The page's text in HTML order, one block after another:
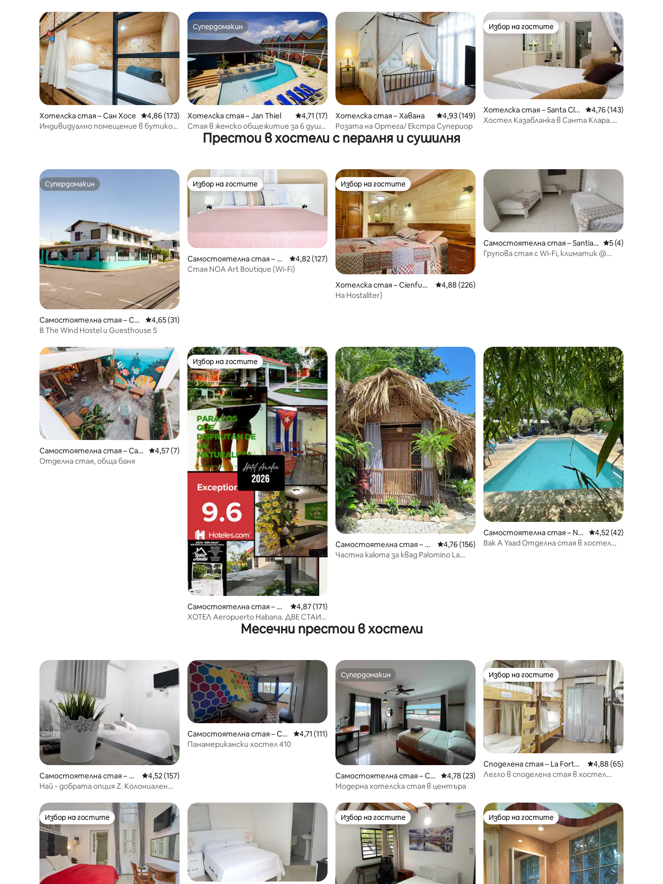
Хотелска стая – Сан Хосе Средна оценка: 4,86 от 5, 173 отзива
4,86 (173)
Индивидуално помещение в бутиков
Супердомакин
Супердомакин
Хотелска стая – Jan Thiel Средна оценка: 4,71 от 5, 17 отзива
4,71 (17)
Стая в женско общежитие за 6 души
- Bed & Bike Jan Thiel
Хотелска стая – Хавана Средна оценка: 4,93 от 5, 149 отзива
4,93 (149)
Розата на Ортега/ Екстра Супериор
Избор на гостите
Избор на гостите
Хотелска стая – Santa Clar
a
Средна оценка: 4,76
4,76 (143)
Хостел Казабланка в Санта Клара.
Престои в хостели с пералня и сушилня
Супердомакин
Супердомакин
Самостоятелна стая – Са
н Хосе
Средна оценка: 4,65 от 5, 31 отзива
4,65 (31)
В The Wind Hostel и Guesthouse S
Избор на гостите
Избор на гостите
Самостоятелна стая – Ха
вана
Средна оценка: 4,82 от 5, 127 отзива
4,82 (127)
Стая NOA Art Boutique (Wi-Fi)
Избор на гостите
Избор на гостите
Хотелска стая – Cienfueg
os
Средна оценка: 4,88 от 5, 226 отзива
4,88 (226)
На Hostaliter}
Самостоятелна стая – Santiag
o de los Caballeros
Средна оценка:
5 (4)
Групова стая с Wi-Fi, климатик @
Самостоятелна стая – Сан
та Марта
Средна оценка: 4,57 от 5, 7 отзива
4,57 (7)
Отделна стая, обща баня
Избор на гостите
Избор на гостите
Самостоятелна стая – Ха
вана
Средна оценка: 4,87 от 5, 171 отзива
4,87 (171)
ХОТЕЛ Aeropuerto Habana. ДВЕ СТАИ
БЕЗПЛАТЕН WI-FI
Самостоятелна стая – Pa
lomino
Средна оценка: 4,76 от 5, 156 отзива
4,76 (156)
Частна каюта за квад Palomino La
Самостоятелна стая – Ne
gril
Средна оценка:
4,52 (42)
Bak A Yaad Отделна стая в хостел
Месечни престои в хостели
Самостоятелна стая – Са
нто Доминго
Средна оценка: 4,52 от 5, 157 отзива
4,52 (157)
Най - добрата опция Z. Колониален
Самостоятелна стая – Са
нта Марта
Средна оценка: 4,71 от 5, 111 отзива
4,71 (111)
Панамерикански хостел 410
Супердомакин
Супердомакин
Самостоятелна стая – Co
nstanza
Средна оценка: 4,78 от 5, 23 отзива
4,78 (23)
Модерна хотелска стая в центъра
Избор на гостите
Избор на гостите
Споделена стая – La Fortun
a
Средна оценка:
4,88 (65)
Легло в споделена стая в хостел
Избор на гостите
Избор на гостите Избор на гостите
Избор на гостите Избор на гостите
Избор на гостите